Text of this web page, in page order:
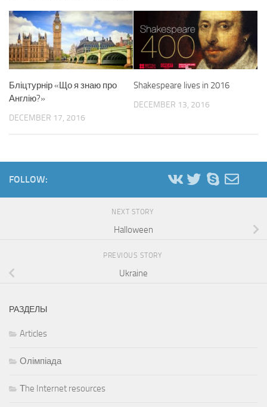
Бліцтурнір «Що я знаю про
Англію?»
DECEMBER 17, 2016
Shakespeare lives in 2016
DECEMBER 13, 2016
FOLLOW:
NEXT STORY
Halloween
PREVIOUS STORY
Ukraine
РАЗДЕЛЫ
Articles
Олімпіада
Тhe Internet resources